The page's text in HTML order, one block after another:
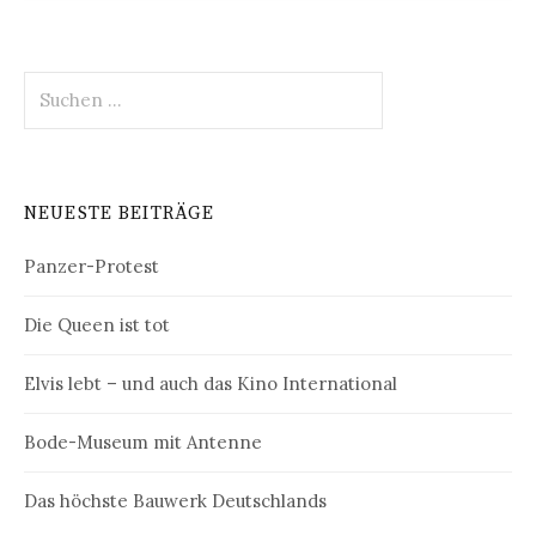
nach:
NEUESTE BEITRÄGE
Panzer-Protest
Die Queen ist tot
Elvis lebt – und auch das Kino International
Bode-Museum mit Antenne
Das höchste Bauwerk Deutschlands